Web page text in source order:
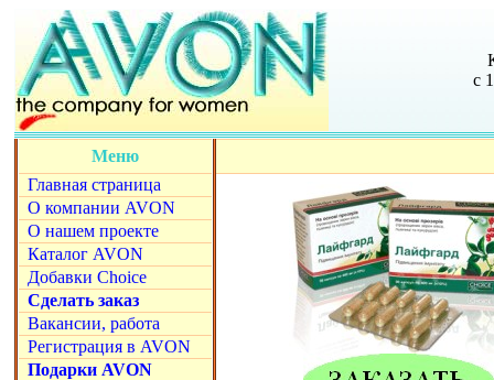
с
Меню
Главная страница
О компании AVON
О нашем проекте
Каталог AVON
Добавки Choice
Сделать заказ
Вакансии, работа
Регистрация в AVON
Подарки AVON